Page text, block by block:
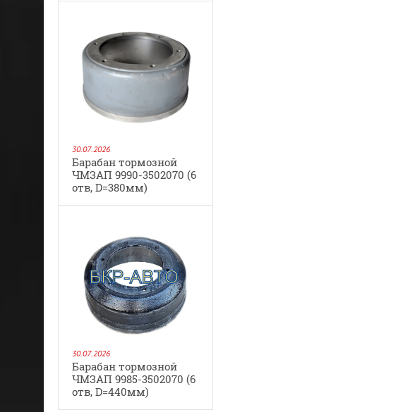
30.07.2026
Барабан тормозной
ЧМЗАП 9990-3502070 (6
отв, D=380мм)
30.07.2026
Барабан тормозной
ЧМЗАП 9985-3502070 (6
отв, D=440мм)